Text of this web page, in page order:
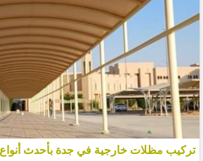
تركيب مظلات خارجية في جدة بأحدث أنواع